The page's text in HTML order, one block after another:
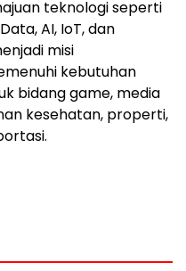
teknologi seperti
AI, IoT, dan
misi
kebutuhan
bidang game, media
kesehatan, properti,